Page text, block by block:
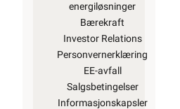
energiløsninger
Bærekraft
Investor Relations
Personvernerklæring
EE-avfall
Salgsbetingelser
Informasjonskapsler